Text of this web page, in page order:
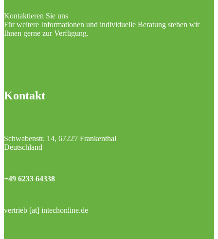
Kontaktieren Sie uns
Für weitere Informationen und individuelle Beratung stehen wir
Ihnen gerne zur Verfügung.
Kontakt
Schwabenstr. 14, 67227 Frankenthal
Deutschland
+49 6233 64338
vertrieb [at] intechonline.de